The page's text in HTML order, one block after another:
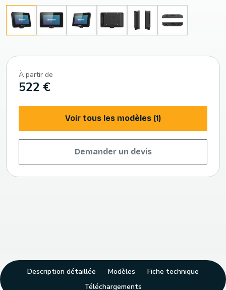
À partir de
522 €
Voir tous les modèles (1)
Demander un devis
Description détaillée Modèles
Fiche technique
Téléchargements